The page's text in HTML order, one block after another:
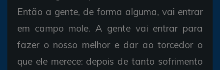
Então a gente, de forma alguma, vai entrar
em campo mole. A gente vai entrar para
fazer o nosso melhor e dar ao torcedor o
que ele merece: depois de tanto sofrimento